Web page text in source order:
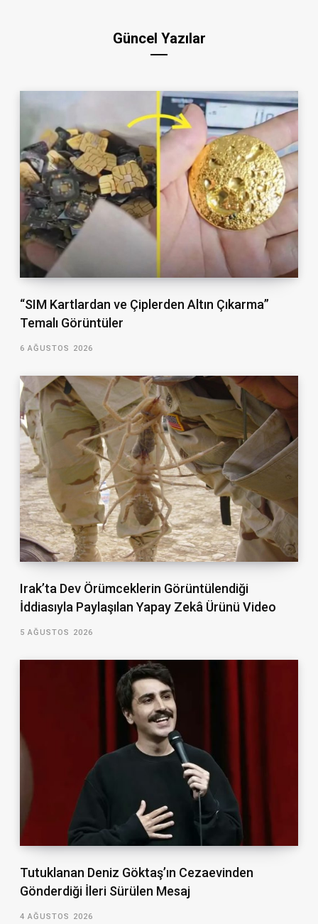
Güncel Yazılar
“SIM Kartlardan ve Çiplerden Altın Çıkarma”
Temalı Görüntüler
6 AĞUSTOS 2026
Irak’ta Dev Örümceklerin Görüntülendiği
İddiasıyla Paylaşılan Yapay Zekâ Ürünü Video
5 AĞUSTOS 2026
Tutuklanan Deniz Göktaş’ın Cezaevinden
Gönderdiği İleri Sürülen Mesaj
4 AĞUSTOS 2026